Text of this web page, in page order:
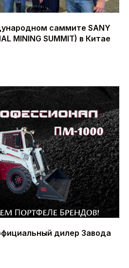
саммите SANY
MINING SUMMIT) в Китае
дилер Завода